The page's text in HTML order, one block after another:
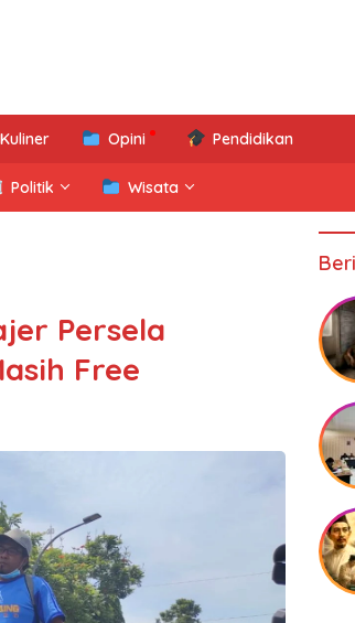
Kuliner Opini Pendidikan
Politik Wisata
Persela
Free